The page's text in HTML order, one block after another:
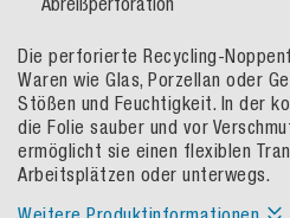
Die perforierte Recycling-
Waren wie Glas, Porzellan oder
Stößen und Feuchtigkeit. In der
die Folie sauber und vor
ermöglicht sie einen flexiblen
Arbeitsplätzen oder unterwegs.